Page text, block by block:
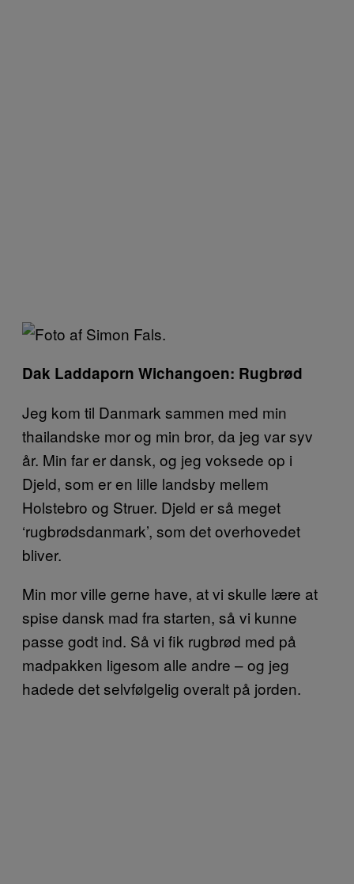
Dak Laddaporn Wichangoen: Rugbrød
Jeg kom til Danmark sammen med min
thailandske mor og min bror, da jeg var syv
år. Min far er dansk, og jeg voksede op i
Djeld, som er en lille landsby mellem
Holstebro og Struer. Djeld er så meget
‘rugbrødsdanmark’, som det overhovedet
bliver.
Min mor ville gerne have, at vi skulle lære at
spise dansk mad fra starten, så vi kunne
passe godt ind. Så vi fik rugbrød med på
madpakken ligesom alle andre – og jeg
hadede det selvfølgelig overalt på jorden.